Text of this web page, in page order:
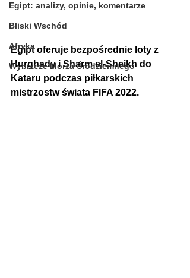
Egipt: analizy, opinie, komentarze
Bliski Wschód
Afryka
Wybrzeże Morza Śródziemnego
Egipt oferuje bezpośrednie loty z
Hurghady i Sharm el-Sheikh do
Kataru podczas piłkarskich
mistrzostw świata FIFA 2022.